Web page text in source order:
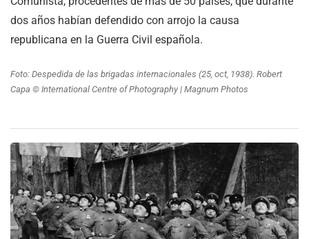
dos años habían defendido con arrojo la causa
republicana en la Guerra Civil española.
Foto: Despedida de las brigadas internacionales (25, oct, 1938). Robert
Capa © International Centre of Photography | Magnum Photos